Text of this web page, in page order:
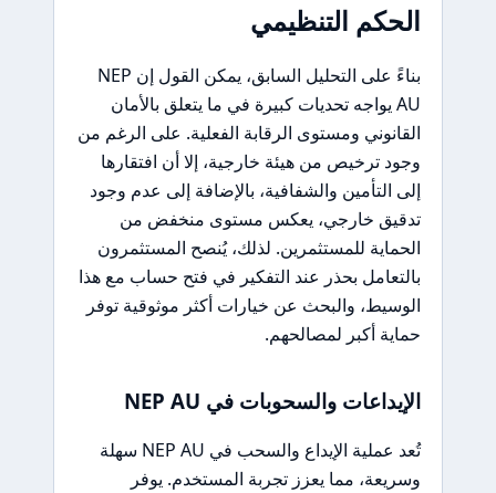
الحكم التنظيمي
بناءً على التحليل السابق، يمكن القول إن NEP
AU يواجه تحديات كبيرة في ما يتعلق بالأمان
القانوني ومستوى الرقابة الفعلية. على الرغم من
وجود ترخيص من هيئة خارجية، إلا أن افتقارها
إلى التأمين والشفافية، بالإضافة إلى عدم وجود
تدقيق خارجي، يعكس مستوى منخفض من
الحماية للمستثمرين. لذلك، يُنصح المستثمرون
بالتعامل بحذر عند التفكير في فتح حساب مع هذا
الوسيط، والبحث عن خيارات أكثر موثوقية توفر
حماية أكبر لمصالحهم.
الإيداعات والسحوبات في NEP AU
تُعد عملية الإيداع والسحب في NEP AU سهلة
وسريعة، مما يعزز تجربة المستخدم. يوفر